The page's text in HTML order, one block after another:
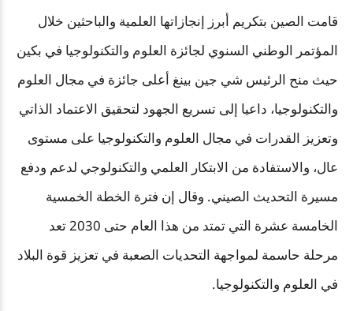
قامت الصين بتكريم أبرز إنجازاتها العلمية والباحثين خلال
المؤتمر الوطني السنوي لجائزة العلوم والتكنولوجيا في بكين
حيث منح الرئيس شي جين بينغ أعلى جائزة في مجال العلوم
والتكنولوجيا، داعيا إلى تسريع الجهود لتحقيق الاعتماد الذاتي
وتعزيز القدرات في مجال العلوم والتكنولوجيا على مستوى
عال، والاستفادة من الابتكار العلمي والتكنولوجي لدعم ودفع
مسيرة التحديث الصيني. وقال إن فترة الخطة الخمسية
الخامسة عشرة التي تمتد من هذا العام حتى 2030 تعد
مرحلة حاسمة لمواجهة التحديات الصعبة في تعزيز قوة البلاد
في العلوم والتكنولوجيا.